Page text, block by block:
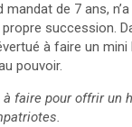
de 7 ans, n’a
succession.
à faire un mini
pouvoir.
à faire pour offrir un